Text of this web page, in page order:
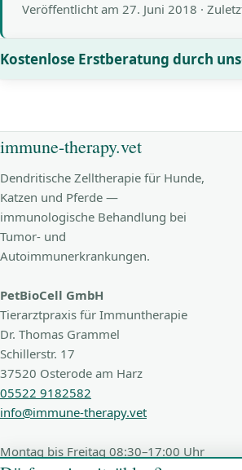
Veröffentlicht am 27. Juni 2018 ·
Kostenlose Erstberatung durch
immune-therapy.vet
Dendritische Zelltherapie für Hunde,
Katzen und Pferde —
immunologische Behandlung bei
Tumor- und
Autoimmunerkrankungen.
PetBioCell GmbH
Tierarztpraxis für Immuntherapie
Dr. Thomas Grammel
Schillerstr. 17
37520 Osterode am Harz
05522 9182582
info@immune-therapy.vet
Montag bis Freitag 08:30–17:00 Uhr